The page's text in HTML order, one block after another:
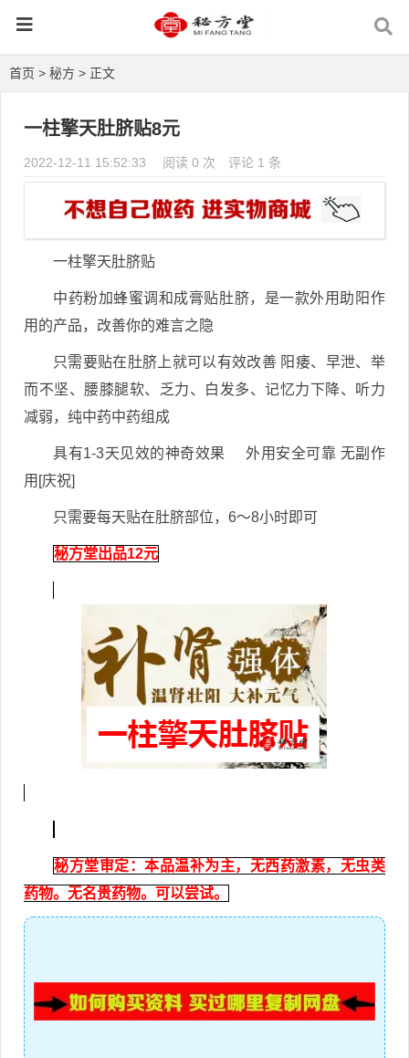
首页 > 秘方 > 正文
一柱擎天肚脐贴8元
2022-12-11 15:52:33 阅读 0 次 评论 1 条
一柱擎天肚脐贴
中药粉加蜂蜜调和成膏贴肚脐，是一款外用助阳作
用的产品，改善你的难言之隐
只需要贴在肚脐上就可以有效改善 阳痿、早泄、举
而不坚、腰膝腿软、乏力、白发多、记忆力下降、听力
减弱，纯中药中药组成
具有1-3天见效的神奇效果 外用安全可靠 无副作
用[庆祝]
只需要每天贴在肚脐部位，6～8小时即可
秘方堂出品12元
秘方堂审定：本品温补为主，无西药激素，无虫类
药物。无名贵药物。可以尝试。